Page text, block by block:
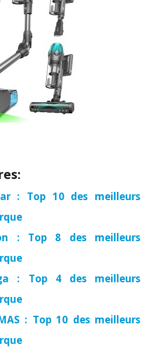
: Top 10 des meilleurs
: Top 8 des meilleurs
: Top 4 des meilleurs
: Top 10 des meilleurs